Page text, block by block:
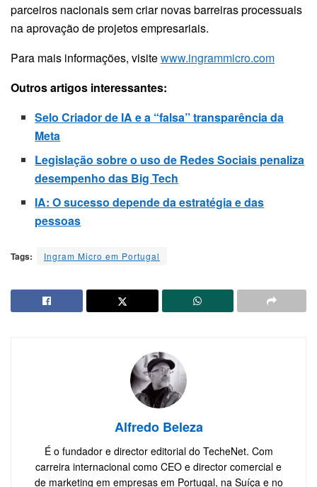
parceiros nacionais sem criar novas barreiras processuais
na aprovação de projetos empresariais.
Para mais informações, visitewww.ingrammicro.com
Outros artigos interessantes:
Selo Criador de IA e a “falsa” transparência da
Meta
Legislação sobre o uso de Redes Sociais penaliza
desempenho das Big Tech
IA: O sucesso depende da estratégia e das
pessoas
Tags: Ingram Micro em Portugal
Alfredo Beleza
É o fundador e director editorial do TecheNet. Com
carreira internacional como CEO e director comercial e
de marketing em empresas em Portugal, na Suíça e no